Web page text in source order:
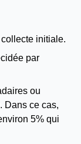
initiale.
par
ou
Dans ce cas,
5% qui